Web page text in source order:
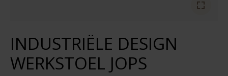
INDUSTRIËLE DESIGN
WERKSTOEL JOPS